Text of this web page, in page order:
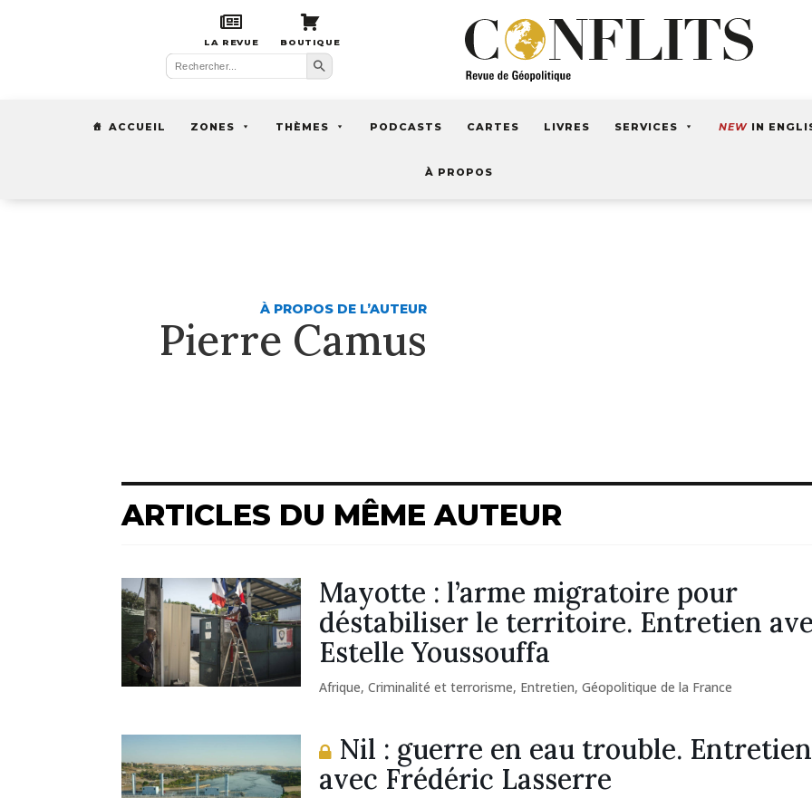
LA REVUE BOUTIQUE
Search
for:
Search Button
ACCUEIL ZONES THÈMES PODCASTS CARTES LIVRES SERVICES NEW IN
À PROPOS
À PROPOS DE L’AUTEUR
Pierre Camus
ARTICLES DU MÊME AUTEUR
Mayotte : l’arme migratoire pour
déstabiliser le territoire. Entretien
Estelle Youssouffa
Afrique,Criminalité et terrorisme, Entretien,Géopolitique de la France
Nil : guerre en eau trouble. Entretien
avec Frédéric Lasserre